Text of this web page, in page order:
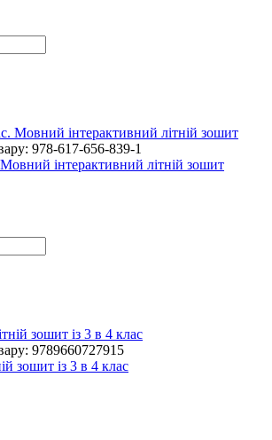
978-617-656-839-1
інтерактивний літній зошит
9789660727915
зошит із 3 в 4 клас